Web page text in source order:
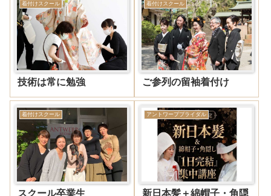
着付けスクール
技術は常に勉強
着付けスクール
ご参列の留袖着付け
着付けスクール
スクール卒業生
アントワープブライダル
新日本髪＋綿帽子・角隠